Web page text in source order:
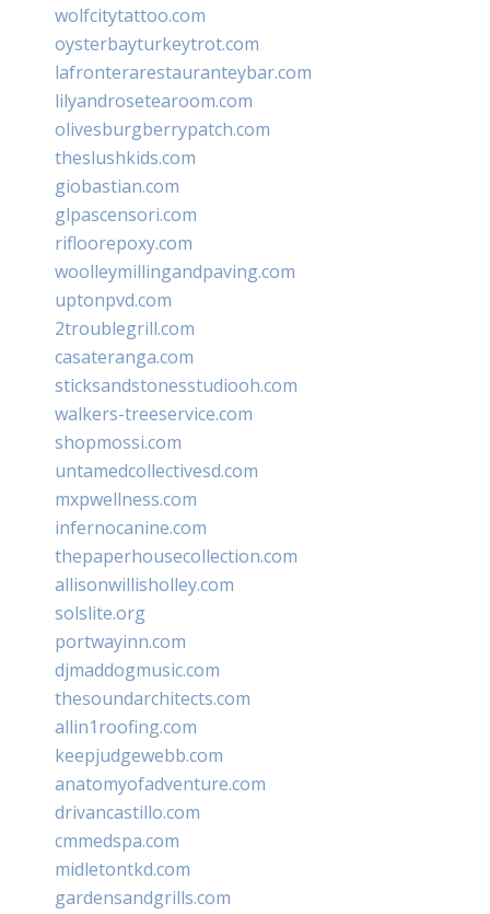
wolfcitytattoo.com
oysterbayturkeytrot.com
lafronterarestauranteybar.com
lilyandrosetearoom.com
olivesburgberrypatch.com
theslushkids.com
giobastian.com
glpascensori.com
rifloorepoxy.com
woolleymillingandpaving.com
uptonpvd.com
2troublegrill.com
casateranga.com
sticksandstonesstudiooh.com
walkers-treeservice.com
shopmossi.com
untamedcollectivesd.com
mxpwellness.com
infernocanine.com
thepaperhousecollection.com
allisonwillisholley.com
solslite.org
portwayinn.com
djmaddogmusic.com
thesoundarchitects.com
allin1roofing.com
keepjudgewebb.com
anatomyofadventure.com
drivancastillo.com
cmmedspa.com
midletontkd.com
gardensandgrills.com